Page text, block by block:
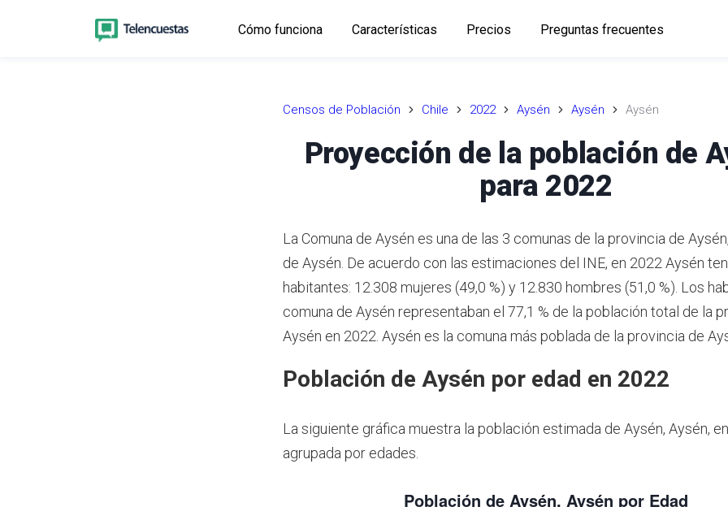
Cómo funciona Características Precios Preguntas frecuentes
Censos de Población Chile 2022 Aysén Aysén Aysén
Proyección de la población de
para 2022
La Comuna de Aysén es una de las 3 comunas de la provincia de
de Aysén. De acuerdo con las estimaciones del INE, en 2022 Aysén
habitantes: 12.308 mujeres (49,0 %) y 12.830 hombres (51,0 %). Los
comuna de Aysén representaban el 77,1 % de la población total de la
Aysén en 2022. Aysén es la comuna más poblada de la provincia de
Población de Aysén por edad en 2022
La siguiente gráfica muestra la población estimada de Aysén, Aysén,
agrupada por edades.